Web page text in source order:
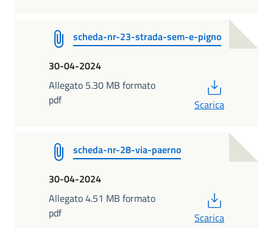
scheda-nr-23-strada-sem-e-pigno
30-04-2024
Allegato 5.30 MB formato
pdf
Scarica
scheda-nr-28-via-paerno
30-04-2024
Allegato 4.51 MB formato
pdf
Scarica